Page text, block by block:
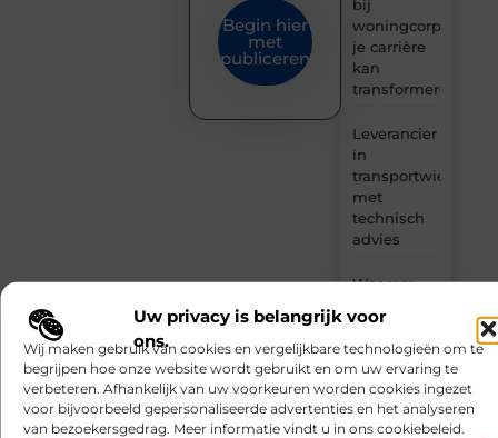
Uw privacy is belangrijk voor
ons.
Wij maken gebruik van cookies en vergelijkbare technologieën om te
begrijpen hoe onze website wordt gebruikt en om uw ervaring te
verbeteren. Afhankelijk van uw voorkeuren worden cookies ingezet
voor bijvoorbeeld gepersonaliseerde advertenties en het analyseren
van bezoekersgedrag. Meer informatie vindt u in ons cookiebeleid.
bij
woningcorporaties
je carrière
kan
transformeren
Leverancier
in
transportwielen
met
technisch
advies
Waarom
steeds
populairder
wordt
onder
engineers
Begin hier
met
publiceren